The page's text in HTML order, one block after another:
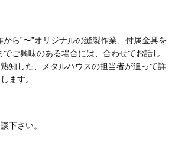
ら”〜”オリジナルの縫製作業、付属金具を
でご興味のある場合には、合わせてお話し
知した、メタルハウスの担当者が追って詳
ます。
下さい。